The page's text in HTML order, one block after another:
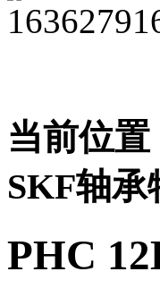
当前位置
SKF轴承
PHC